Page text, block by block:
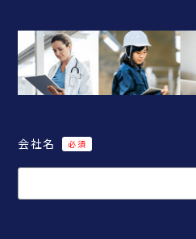
会社名